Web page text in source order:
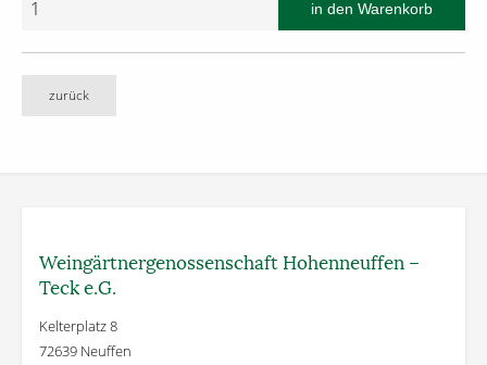
zurück
Weingärtner­genossenschaft Hohenneuffen –
Teck e.G.
Kelterplatz 8
72639 Neuffen